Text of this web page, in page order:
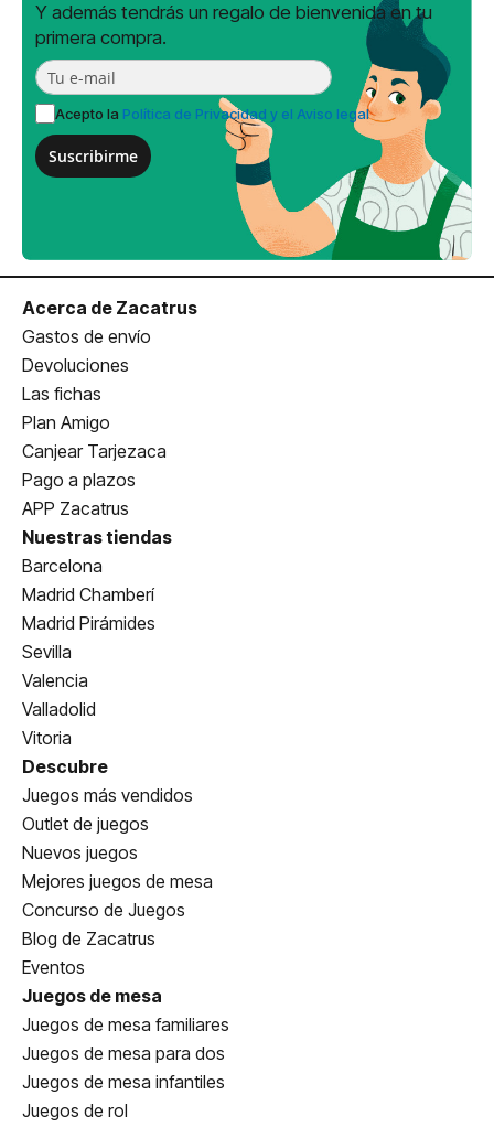
Y además tendrás un regalo de bienvenida en tu
primera compra.
Acepto la Política de Privacidad y el Aviso legal
Suscribirme
Acerca de Zacatrus
Gastos de envío
Devoluciones
Las fichas
Plan Amigo
Canjear Tarjezaca
Pago a plazos
APP Zacatrus
Nuestras tiendas
Barcelona
Madrid Chamberí
Madrid Pirámides
Sevilla
Valencia
Valladolid
Vitoria
Descubre
Juegos más vendidos
Outlet de juegos
Nuevos juegos
Mejores juegos de mesa
Concurso de Juegos
Blog de Zacatrus
Eventos
Juegos de mesa
Juegos de mesa familiares
Juegos de mesa para dos
Juegos de mesa infantiles
Juegos de rol